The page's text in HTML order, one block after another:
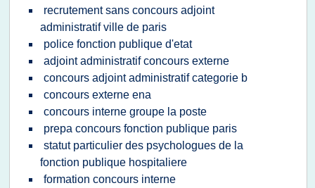
recrutement sans concours adjoint
administratif ville de paris
police fonction publique d'etat
adjoint administratif concours externe
concours adjoint administratif categorie b
concours externe ena
concours interne groupe la poste
prepa concours fonction publique paris
statut particulier des psychologues de la
fonction publique hospitaliere
formation concours interne